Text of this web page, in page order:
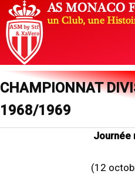
CHAMPIONNAT
1968/1969
Journée
(12